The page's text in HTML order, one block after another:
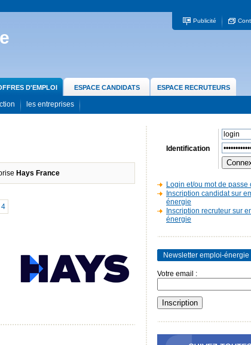
Publicité
D'EMPLOI ESPACE CANDIDATS ESPACE RECRUTEURS
les entreprises
Hays France
4
Identification
Login et/ou mot de passe
Inscription candidat sur
énergie
Inscription recruteur sur
énergie
Newsletter emploi-énergie
Votre email :